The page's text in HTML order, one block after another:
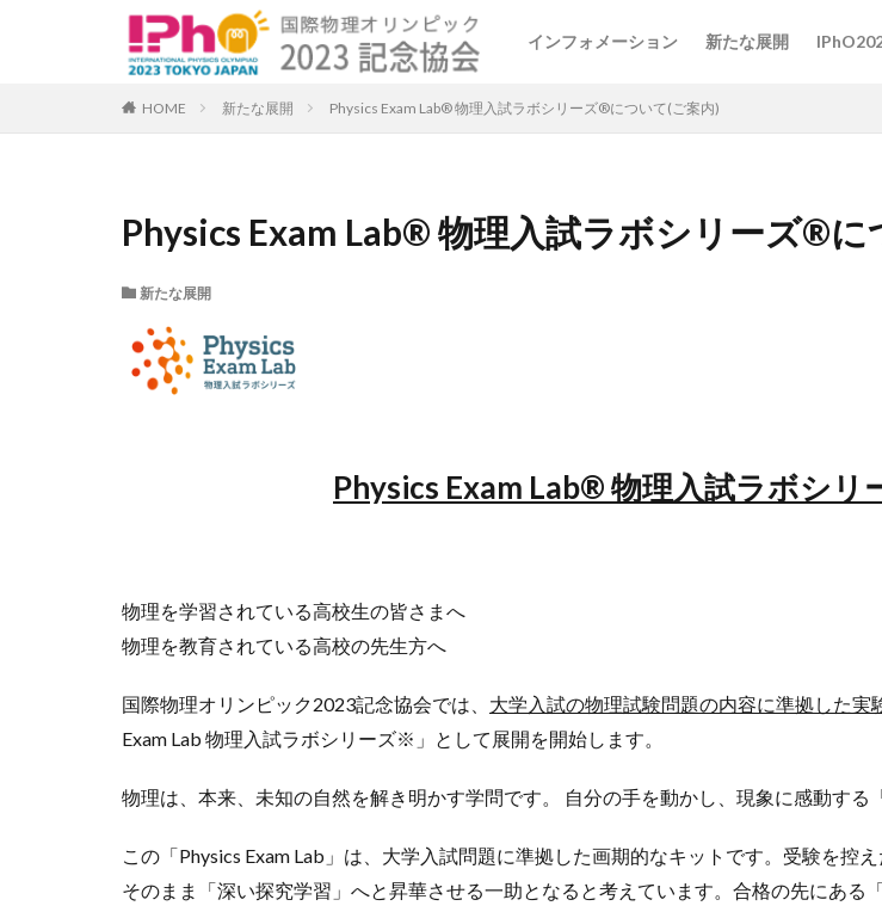
インフォメーション 新たな展開
HOME 新たな展開 Physics Exam Lab® 物理入試ラボシリーズ®について(ご案内)
Physics Exam Lab® 物理入試ラボシリーズ®に
新たな展開
Physics Exam Lab®物理入試ラボシリ
物理を学習されている高校生の皆さまへ
物理を教育されている高校の先生方へ
国際物理オリンピック2023記念協会では、 大学入試の物理試験問題の内容に準拠した実
Exam Lab 物理入試ラボシリーズ※」として展開を開始します。
物理は、本来、未知の自然を解き明かす学問です。 自分の手を動かし、現象に感動す
この「Physics Exam Lab」は、大学入試問題に準拠した画期的なキットです。受験を
そのまま「深い探究学習」へと昇華させる一助となると考えています。合格の先にあ